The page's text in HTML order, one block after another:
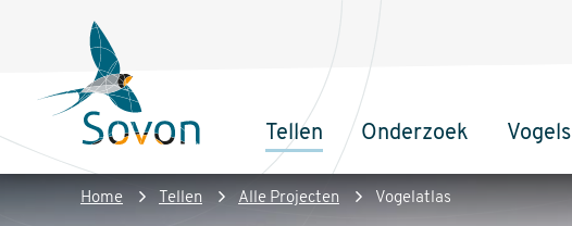
inhoud
Sovon
Homepage
Hoofdnavigatie
Tellen Onderzoek Vogels
Kruimelpad
Home Tellen Alle Projecten Vogelatlas